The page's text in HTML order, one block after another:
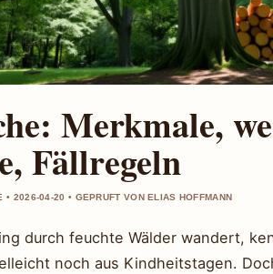
Merkmale,
Fällregeln
• 2026-04-20 • GEPRUFT VON ELIAS HOFFMANN
durch feuchte Wälder wandert,
noch aus Kindheitstagen.